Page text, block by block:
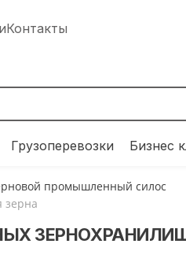
Контакты
Грузоперевозки Бизнес
промышленный силос
зерна